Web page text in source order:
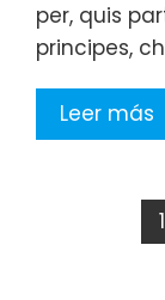
per, quis
principes,
Leer más
1